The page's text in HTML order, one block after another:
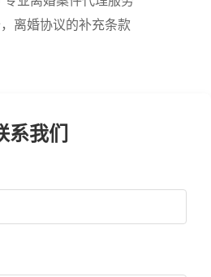
离婚协议的补充条款
系我们